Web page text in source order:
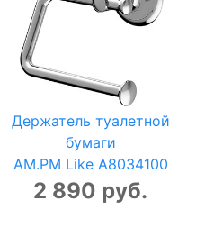
Держатель туалетной
бумаги
AM.PM Like A8034100
2 890 руб.